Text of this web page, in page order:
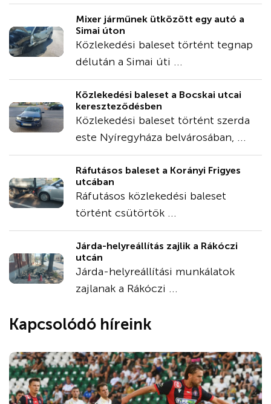
Mixer járműnek ütközött egy autó a
Simai úton
Közlekedési baleset történt tegnap
délután a Simai úti ...
Közlekedési baleset a Bocskai utcai
kereszteződésben
Közlekedési baleset történt szerda
este Nyíregyháza belvárosában, ...
Ráfutásos baleset a Korányi Frigyes
utcában
Ráfutásos közlekedési baleset
történt csütörtök ...
Járda-helyreállítás zajlik a Rákóczi
utcán
Járda-helyreállítási munkálatok
zajlanak a Rákóczi ...
Kapcsolódó híreink